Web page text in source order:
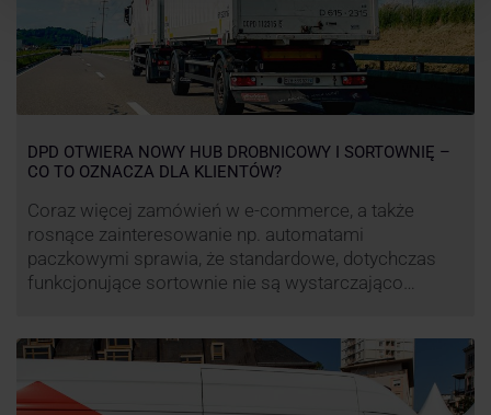
DPD OTWIERA NOWY HUB DROBNICOWY I SORTOWNIĘ –
CO TO OZNACZA DLA KLIENTÓW?
Coraz więcej zamówień w e-commerce, a także
rosnące zainteresowanie np. automatami
paczkowymi sprawia, że standardowe, dotychczas
funkcjonujące sortownie nie są wystarczająco
względu pod Łodzią uruchomiono nowe centrum
transportowo-logistyczne. Innowacyjny hub
drobnicowy i sortownia to już piąty taki obiekt DPD w